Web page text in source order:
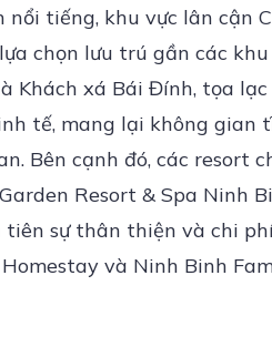
tiếng, khu vực lân cận
chọn lưu trú gần các
xá Bái Đính, tọa
tế, mang lại không gian
Bên cạnh đó, các resort
Resort & Spa Ninh
sự thân thiện và chi
và Ninh Binh